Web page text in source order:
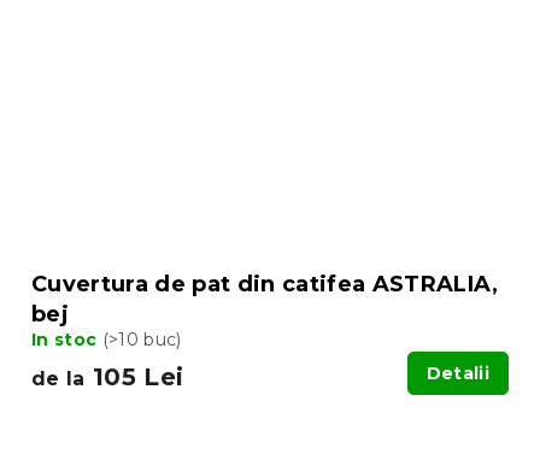
Cuvertura de pat din catifea ASTRALIA,
bej
In stoc (>10 buc)
de la 105 Lei Detalii